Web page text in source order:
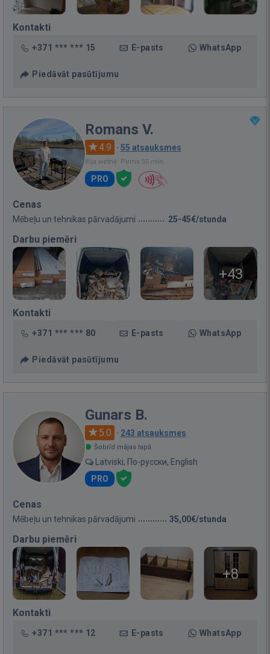
Kontakti
+371 *** *** 15 E-pasts WhatsApp
Piedāvāt pasūtījumu
Romans V.
4.9 · 55 atsauksmes
Bija vietnē: Pirms 55 min.
PRO
Cenas
Mēbeļu un tehnikas pārvadājumi 25-45€/stunda
Darbu piemēri
+43
Kontakti
+371 *** *** 80 E-pasts WhatsApp
Piedāvāt pasūtījumu
Gunars B.
5.0 · 243 atsauksmes
Šobrīd mājas lapā
Latviski, По-русски, English
PRO
Cenas
Mēbeļu un tehnikas pārvadājumi 35,00€/stunda
Darbu piemēri
+8
Kontakti
+371 *** *** 12 E-pasts WhatsApp